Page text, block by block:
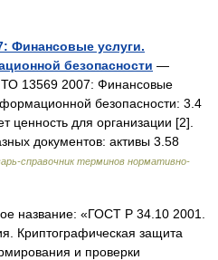
Финансовые услуги.
безопасности —
13569 2007: Финансовые
безопасности: 3.4
ценность для организации [2].
документов: активы 3.58
справочник терминов нормативно-
название: «ГОСТ Р 34.10 2001.
Криптографическая защита
и проверки